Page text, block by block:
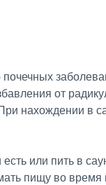
от
нахождении в
или пить в
пищу во